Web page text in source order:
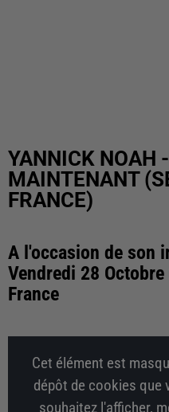
YANNICK NOAH
MAINTENANT
FRANCE)
A l'occasion de son
Vendredi 28
France
Cet élément est
dépôt de cookies que
souhaitez l'afficher,